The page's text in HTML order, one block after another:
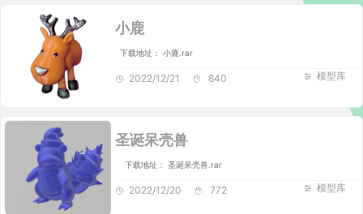
小鹿
下载地址： 小鹿.rar
模型库
2022/12/21 840
圣诞呆壳兽
下载地址： 圣诞呆壳兽.rar
模型库
2022/12/20 772